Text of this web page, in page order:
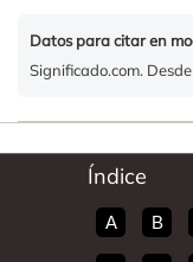
Datos para citar en
Significado.com.
Índice
A B